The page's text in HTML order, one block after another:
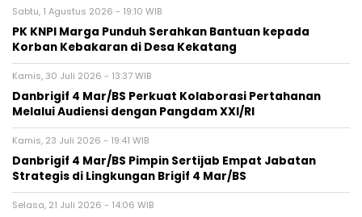
Sabtu, 1 Agustus 2026 - 19:10 WIB
PK KNPI Marga Punduh Serahkan Bantuan kepada
Korban Kebakaran di Desa Kekatang
Kamis, 30 Juli 2026 - 13:37 WIB
Danbrigif 4 Mar/BS Perkuat Kolaborasi Pertahanan
Melalui Audiensi dengan Pangdam XXI/RI
Kamis, 23 Juli 2026 - 19:41 WIB
Danbrigif 4 Mar/BS Pimpin Sertijab Empat Jabatan
Strategis di Lingkungan Brigif 4 Mar/BS
Selasa, 21 Juli 2026 - 14:06 WIB